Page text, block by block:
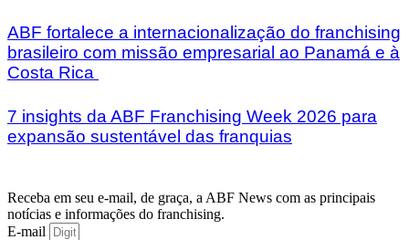
ABF fortalece a internacionalização do franchising
brasileiro com missão empresarial ao Panamá e à
Costa Rica
7 insights da ABF Franchising Week 2026 para
expansão sustentável das franquias
Receba em seu e-mail, de graça, a ABF News com as principais
notícias e informações do franchising.
E-mail